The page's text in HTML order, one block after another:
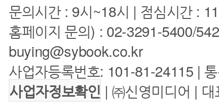
문의시간 : 9시~18시 | 점심시간 :
홈페이지 문의) : 02-3291-5400/
buying@sybook.co.kr
사업자등록번호: 101-81-24115 |
사업자정보확인 | ㈜신영미디어 |